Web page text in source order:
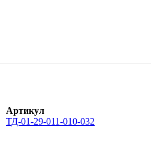
Артикул
ТД-01-29-011-010-032